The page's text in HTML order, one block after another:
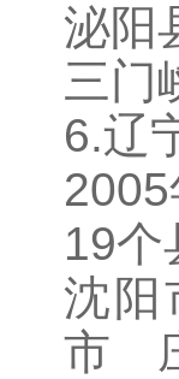
泌
三
6.辽
19个
沈
市